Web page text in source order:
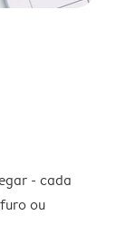
- cada
ou